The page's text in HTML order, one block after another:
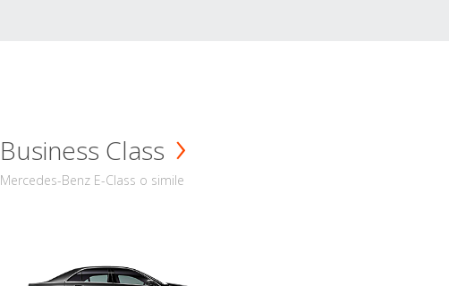
Business Class
Mercedes-Benz E-Class o simile